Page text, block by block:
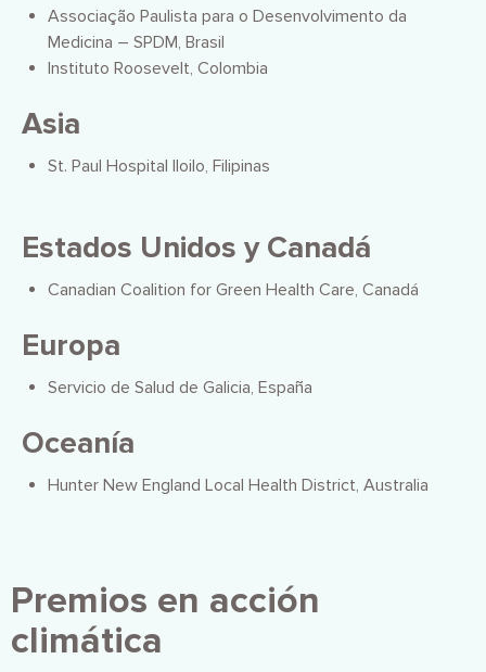
Associação Paulista para o Desenvolvimento da
Medicina – SPDM, Brasil
Instituto Roosevelt, Colombia
Asia
St. Paul Hospital Iloilo, Filipinas
Estados Unidos y Canadá
Canadian Coalition for Green Health Care, Canadá
Europa
Servicio de Salud de Galicia, España
Oceanía
Hunter New England Local Health District, Australia
Premios en acción
climática